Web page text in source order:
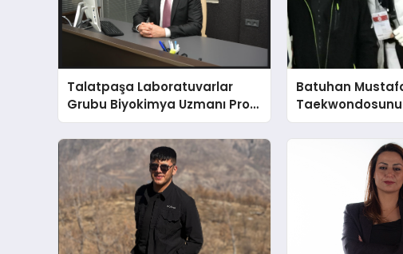
Talatpaşa Laboratuvarlar
Grubu Biyokimya Uzmanı Prof.
Dr. Ahmet Var
Batuhan
Yumruğu